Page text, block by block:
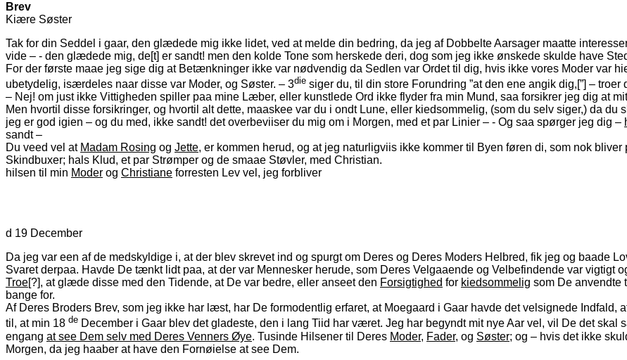
Brev
Kiære Søster
Tak for din Seddel i gaar, den glædede mig ikke lidet, ved at melde din bedring, da jeg af Dobbelte Aarsager maatte
vide – - den glædede mig, de[t] er sandt! men den kolde Tone som herskede deri, dog som jeg ikke ønskede skulde have
For der første maae jeg sige dig at Betænkninger ikke var nødvendig da Sedlen var Ordet til dig, hvis ikke vores Moder var
ubetydelig, isærdeles naar disse var Moder, og Søster. – 3die siger du, til din store Forundring ”at den ene angik dig,[”] –
– Nej! om just ikke Vittigheden spiller paa mine Læber, eller kunstlede Ord ikke flyder fra min Mund, saa forsikrer jeg dig at
Men hvortil disse forsikringer, og hvortil alt dette, maaskee var du i ondt Lune, eller kiedsommelig, (som du selv siger,) da du
jeg er god igien – og du med, ikke sandt! det overbeviiser du mig om i Morgen, med et par Linier – - Og saa spørger jeg dig –
sandt –
Du veed vel at Madam Rosing og Jette, er kommen herud, og at jeg naturligviis ikke kommer til Byen føren di, som nok
Skindbuxer; hals Klud, et par Strømper og de smaae Støvler, med Christian.
hilsen til min Moder og Christiane forresten Lev vel, jeg forbliver
d 19 December
Da jeg var een af de medskyldige i, at der blev skrevet ind og spurgt om Deres og Deres Moders Helbred, fik jeg og baade
Svaret derpaa. Havde De tænkt lidt paa, at der var Mennesker herude, som Deres Velgaaende og Velbefindende var vigtigt
Troe [?], at glæde disse med den Tidende, at De var bedre, eller anseet den Forsigtighed for kiedsommelig som De anvendte
bange for.
Af Deres Broders Brev, som jeg ikke har læst, har De formodentlig erfaret, at Moegaard i Gaar havde det velsignede Indfald,
til, at min 18 de December i Gaar blev det gladeste, den i lang Tiid har været. Jeg har begyndt mit nye Aar vel, vil De det
engang at see Dem selv med Deres Venners Øye. Tusinde Hilsener til Deres Moder, Fader, og Søster; og – hvis det ikke
Morgen, da jeg haaber at have den Fornøielse at see Dem.